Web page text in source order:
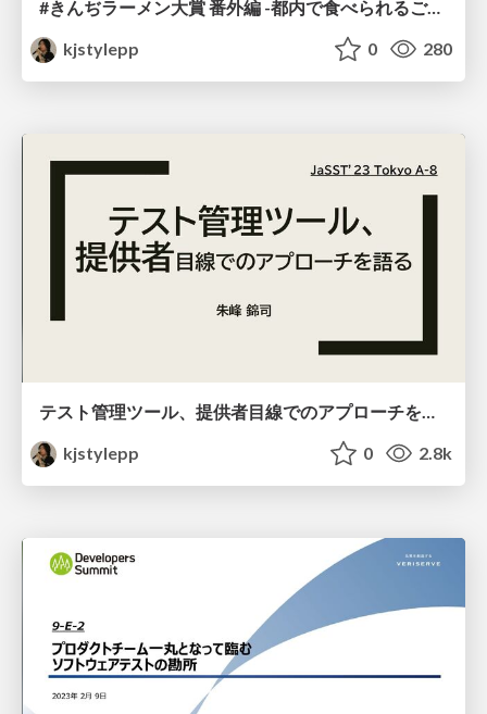
#きんぢラーメン大賞 番外編 -都内で食べられるご当地ラーメン23選-
kjstylepp
0 280
テスト管理ツール、提供者目線でのアプローチを語る
kjstylepp
0 2.8k